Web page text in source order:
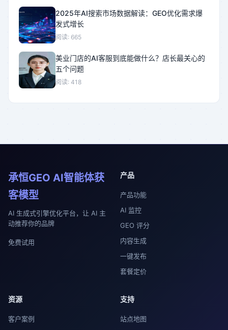
2025年AI搜索市场数据解读：GEO优化需求爆
发式增长
阅读: 665
美业门店的AI客服到底能做什么？店长最关心的
五个问题
阅读: 418
承恒GEO AI智能体获
客模型
AI 生成式引擎优化平台，让 AI 主
动推荐你的品牌
免费试用
产品
产品功能
AI 监控
GEO 评分
内容生成
一键发布
套餐定价
资源
客户案例
支持
站点地图